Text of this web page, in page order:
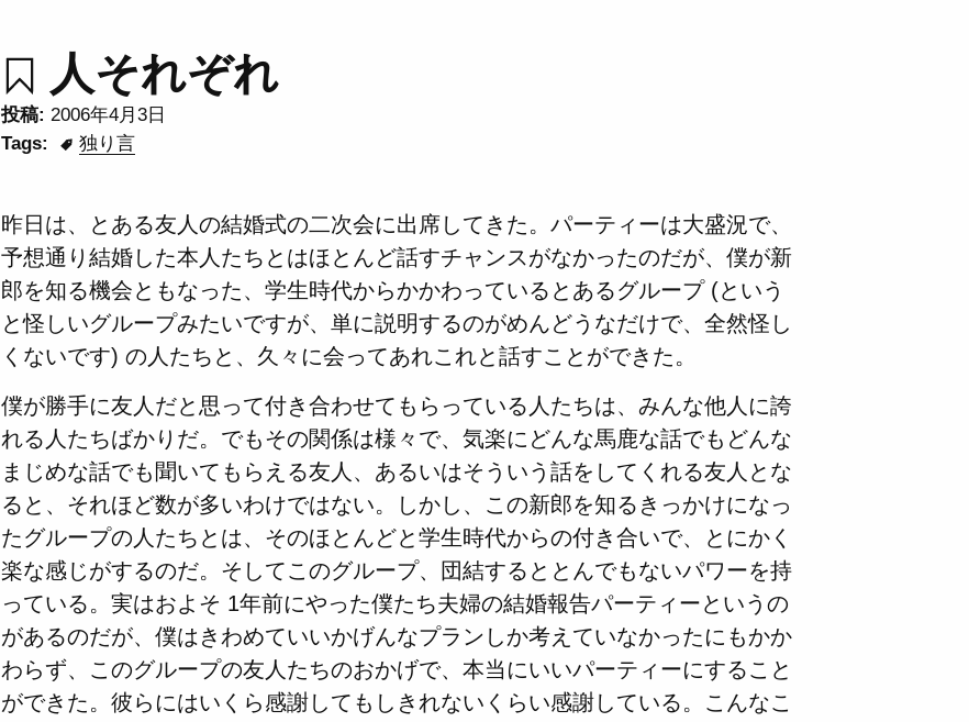
人それぞれ
投稿: 2006年4月3日
Tags:
独り言
昨日は、とある友人の結婚式の二次会に出席してきた。パーティーは大盛況で、
予想通り結婚した本人たちとはほとんど話すチャンスがなかったのだが、僕が新
郎を知る機会ともなった、学生時代からかかわっているとあるグループ (という
と怪しいグループみたいですが、単に説明するのがめんどうなだけで、全然怪し
くないです) の人たちと、久々に会ってあれこれと話すことができた。
僕が勝手に友人だと思って付き合わせてもらっている人たちは、みんな他人に誇
れる人たちばかりだ。でもその関係は様々で、気楽にどんな馬鹿な話でもどんな
まじめな話でも聞いてもらえる友人、あるいはそういう話をしてくれる友人とな
ると、それほど数が多いわけではない。しかし、この新郎を知るきっかけになっ
たグループの人たちとは、そのほとんどと学生時代からの付き合いで、とにかく
楽な感じがするのだ。そしてこのグループ、団結するととんでもないパワーを持
っている。実はおよそ 1年前にやった僕たち夫婦の結婚報告パーティーというの
があるのだが、僕はきわめていいかげんなプランしか考えていなかったにもかか
わらず、このグループの友人たちのおかげで、本当にいいパーティーにすること
ができた。彼らにはいくら感謝してもしきれないくらい感謝している。こんなこ